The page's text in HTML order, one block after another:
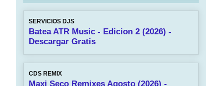
SERVICIOS DJS
Batea ATR Music - Edicion 2 (2026) -
Descargar Gratis
CDS REMIX
Maxi Seco Remixes Agosto (2026) -